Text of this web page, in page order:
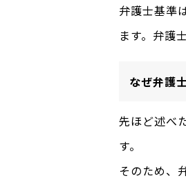
弁護士基準
ます。弁護
なぜ弁護
先ほど述べ
す。
そのため、